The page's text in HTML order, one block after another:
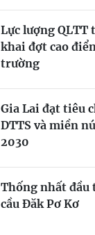
Lực lượng
khai đợt cao
trường
Gia Lai đạt tiêu
DTTS và miền
2030
Thống nhất đầu
cầu Đăk Pơ Kơ